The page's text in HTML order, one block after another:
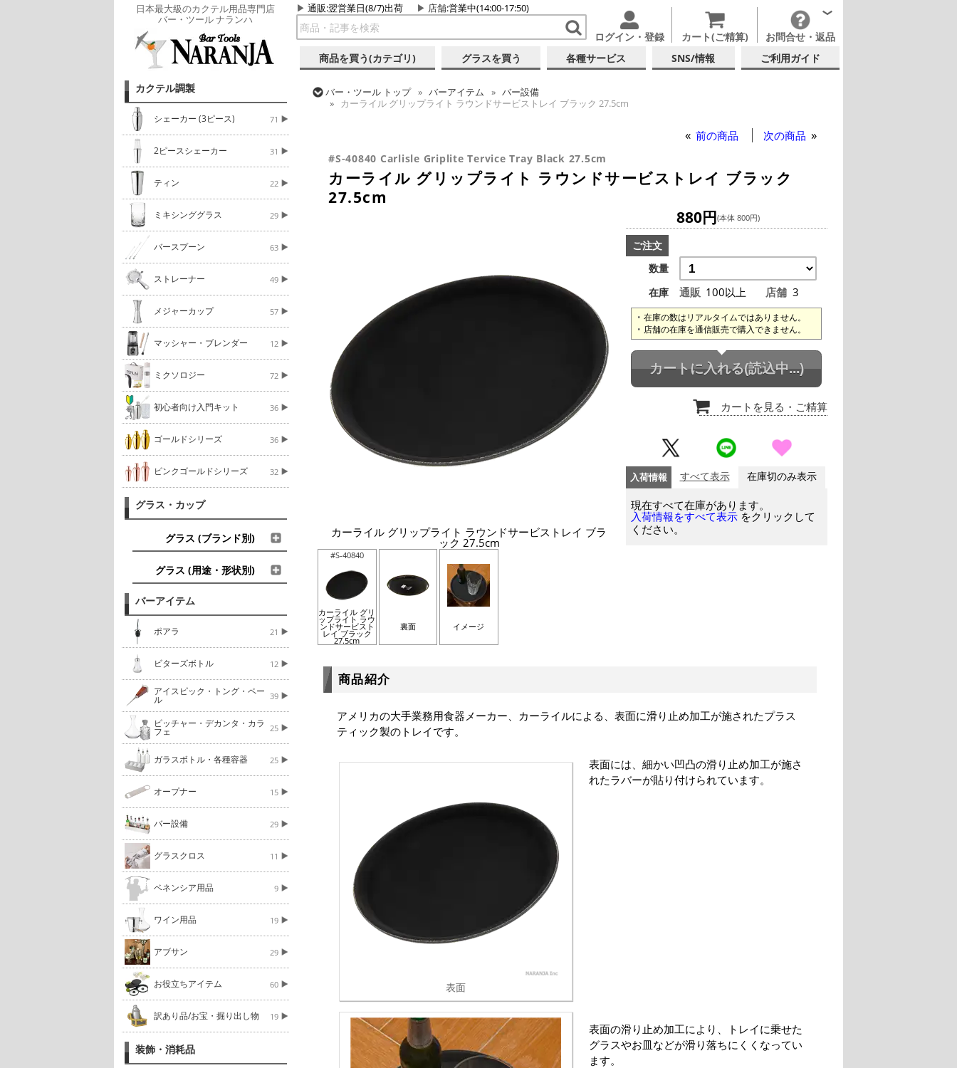
日本最大級のカクテル用品専門店
バー・ツール ナランハ
通販:翌営業日(8/7)出荷 店舗:営業中(14:00-17:50)
ログイン・登録 カート(ご精算) お問合せ・返品
商品を買う(カテゴリ) グラスを買う 各種サービス SNS/情報 ご利用ガイド
カクテル調製
シェーカー (3ピース) 71
2ピースシェーカー 31
ティン 22
ミキシンググラス 29
バースプーン 63
ストレーナー 49
メジャーカップ 57
マッシャー・ブレンダー 12
ミクソロジー 72
初心者向け入門キット 36
ゴールドシリーズ 36
ピンクゴールドシリーズ 32
グラス・カップ
グラス (ブランド別)
グラス (用途・形状別)
バーアイテム
ポアラ 21
ビターズボトル 12
アイスピック・トング・ペー
ル 39
ピッチャー・デカンタ・カラ
フェ 25
ガラスボトル・各種容器 25
オープナー 15
バー設備 29
グラスクロス 11
ベネンシア用品 9
ワイン用品 19
アブサン 29
お役立ちアイテム 60
訳あり品/お宝・掘り出し物 19
装飾・消耗品
バー・ツール トップ バーアイテム
バー設備
カーライル グリップライト ラウンドサービストレイ ブラック 27.5cm
前の商品 次の商品
#S-40840 Carlisle Griplite Tervice Tray Black 27.5cm
カーライル グリップライト ラウンドサービストレイ ブラック
27.5cm
カーライル グリップライト ラウンドサービストレイ ブラ
ック 27.5cm
#S-40840
カーライル グリ
ップライト ラウ
ンドサービスト
レイ ブラック
27.5cm
裏面 イメージ
880円(本体 800円)
ご注文
数量
在庫
通販 100以上 店舗 3
在庫の数はリアルタイムではありません。
店舗の在庫を通信販売で購入できません。
カートに入れる(読込中...)
カートを見る ・ご精算
入荷情報 すべて表示 在庫切のみ表示
現在すべて在庫があります。
入荷情報をすべて表示 をクリックして
ください。
商品紹介
アメリカの大手業務用食器メーカー、カーライルによる、表面に滑り止め加工が施されたプラス
ティック製のトレイです。
表面
表面には、細かい凹凸の滑り止め加工が施さ
れたラバーが貼り付けられています。
表面の滑り止め加工により、トレイに乗せた
グラスやお皿などが滑り落ちにくくなってい
ます。